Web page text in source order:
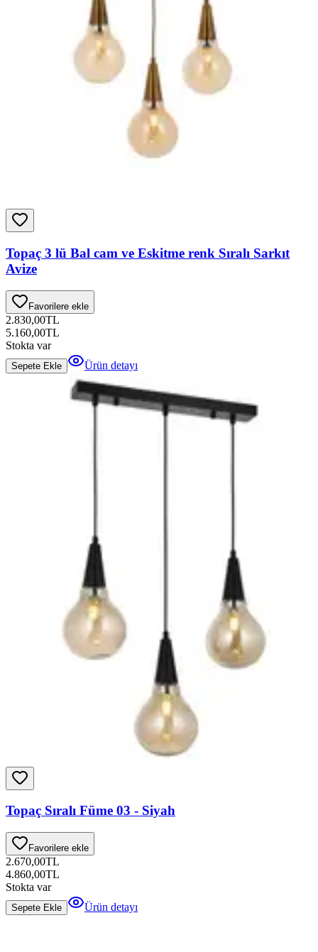
Topaç 3 lü Bal cam ve Eskitme renk Sıralı Sarkıt
Avize
Favorilere ekle
2.830,00TL
5.160,00TL
Stokta var
Sepete Ekle Ürün detayı
Topaç Sıralı Füme 03 - Siyah
Favorilere ekle
2.670,00TL
4.860,00TL
Stokta var
Sepete Ekle Ürün detayı